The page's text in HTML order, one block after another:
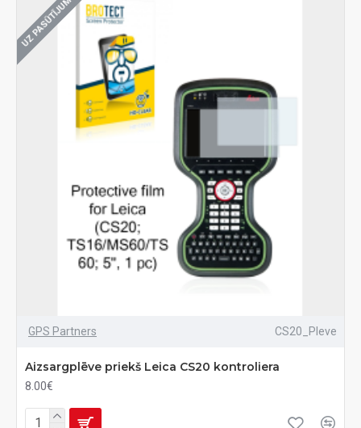
UZ PASŪTĪJUMU
GPS Partners CS20_Pleve
Aizsargplēve priekš Leica CS20 kontroliera
8.00€